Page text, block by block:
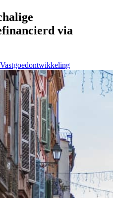
via
Vastgoedontwikkeling